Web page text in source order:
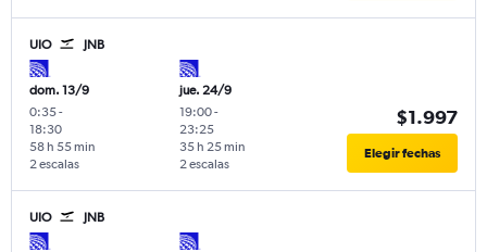
UIO JNB
dom. 13/9
0:35-
18:30
2 escalas
58 h 55 min
jue. 24/9
19:00-
23:25
2 escalas
35 h 25 min
$1.997
Elegir fechas
UIO JNB